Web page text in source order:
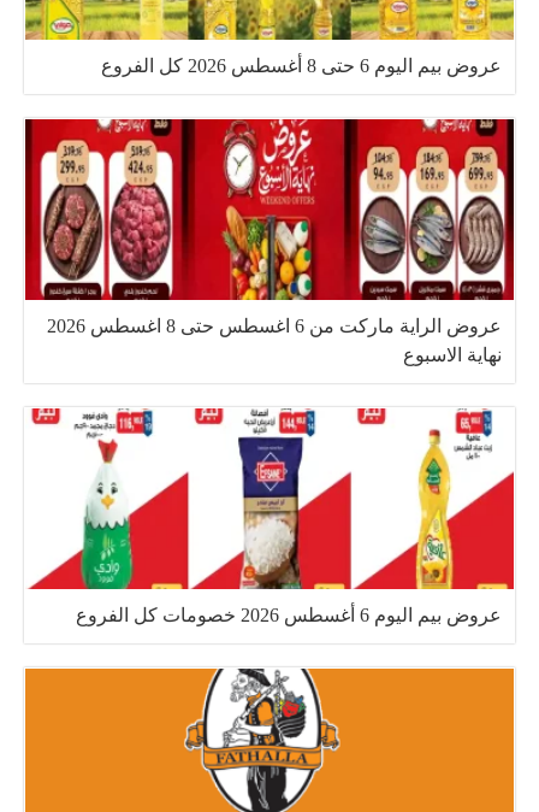
عروض بيم اليوم 6 حتى 8 أغسطس 2026 كل الفروع
عروض الراية ماركت من 6 اغسطس حتى 8 اغسطس 2026
نهاية الاسبوع
عروض بيم اليوم 6 أغسطس 2026 خصومات كل الفروع